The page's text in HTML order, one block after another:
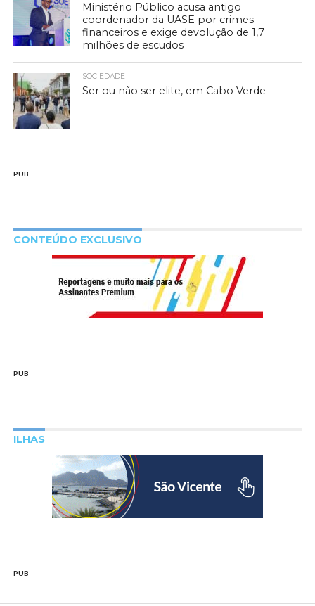
Ministério Público acusa antigo
coordenador da UASE por crimes
financeiros e exige devolução de 1,7
milhões de escudos
SOCIEDADE
Ser ou não ser elite, em Cabo Verde
PUB
CONTEÚDO EXCLUSIVO
PUB
ILHAS
PUB